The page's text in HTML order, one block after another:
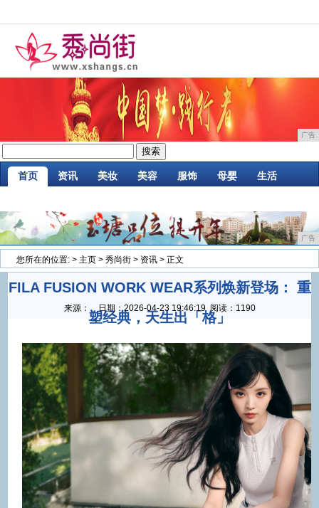
广告
首页 资讯 美妆 美容 服饰 母婴 生活
广告
您所在的位置: > 主页 > 秀尚街 > 资讯 > 正文
FILA FUSION WORK WEAR系列焕新登场： 重
塑经典，天生出「格」
来源： 日期：2026-04-23 19:46:19 阅读：1190